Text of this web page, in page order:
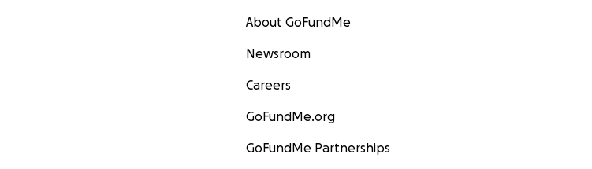
About GoFundMe
Newsroom
Careers
GoFundMe.org
GoFundMe Partnerships